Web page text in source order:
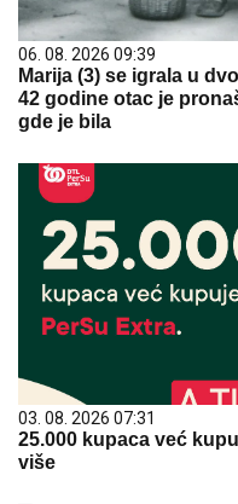
06. 08. 2026 09:39
Marija (3) se igrala u
42 godine otac je
gde je bila
03. 08. 2026 07:31
25.000 kupaca već
više